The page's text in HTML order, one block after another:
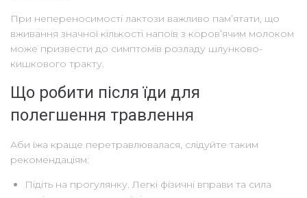
При непереносимості лактози важливо пам’ятати, що
вживання значної кількості напоїв з коров’ячим молоком
може призвести до симптомів розладу шлунково-
кишкового тракту.
Що робити після їди для
полегшення травлення
Аби їжа краще перетравлювалася, слідуйте таким
рекомендаціям:
Підіть на прогулянку. Легкі фізичні вправи та сила